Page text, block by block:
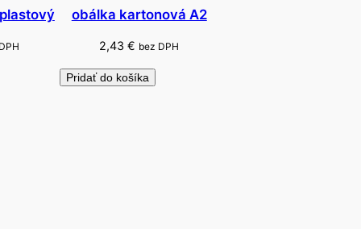
obálka kartonová A2
2,43€ bez DPH
Pridať do košíka